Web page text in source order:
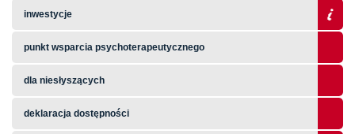
inwestycje
punkt wsparcia psychoterapeutycznego
dla niesłyszących
deklaracja dostępności